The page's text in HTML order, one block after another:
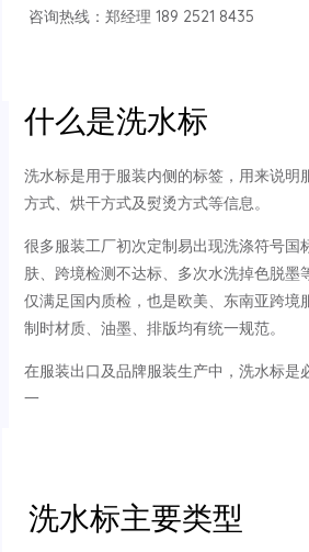
咨询热线：郑经理 189 2521 8435
什么是洗水标
洗水标是用于服装内侧的标签，用来说明
方式、烘干方式及熨烫方式等信息。
很多服装工厂初次定制易出现洗涤符号国
肤、跨境检测不达标、多次水洗掉色脱墨
仅满足国内质检，也是欧美、东南亚跨境
制时材质、油墨、排版均有统一规范。
在服装出口及品牌服装生产中，洗水标是
一
洗水标主要类型